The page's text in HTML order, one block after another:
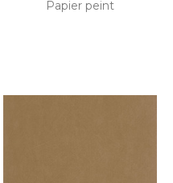
Papier peint